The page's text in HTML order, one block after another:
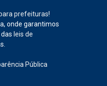
prefeituras!
onde garantimos
leis de
Pública